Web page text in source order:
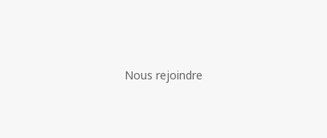
Nous rejoindre